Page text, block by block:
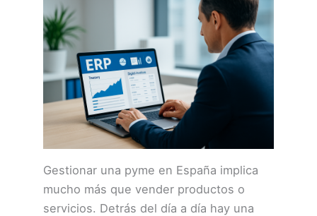
Gestionar una pyme en España implica
mucho más que vender productos o
servicios. Detrás del día a día hay una